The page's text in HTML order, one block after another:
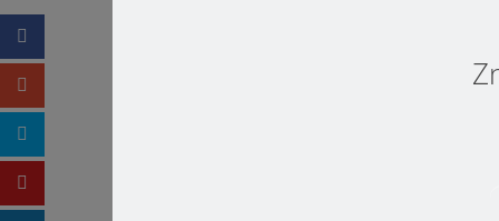
terapije za otroke in coaching za starše
Število mest je omejeno. Prednost imajo